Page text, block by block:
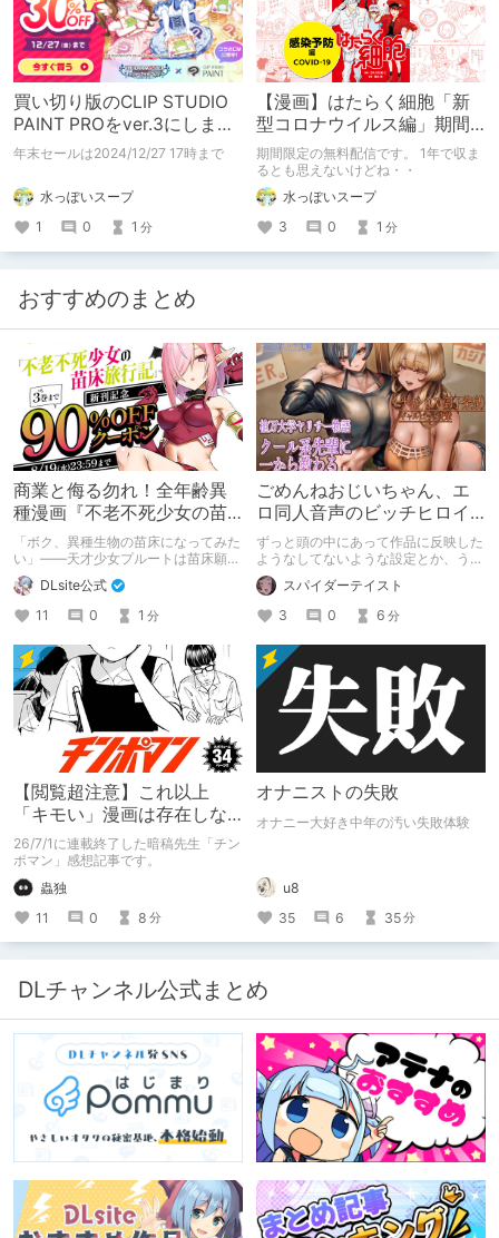
買い切り版のCLIP STUDIO
PAINT PROをver.3にしまし
た。
年末セールは2024/12/27 17時まで
水っぽいスープ
1
0 1 分
【漫画】はたらく細胞「新
型コロナウイルス編」期間
限定無料配信
期間限定の無料配信です。 1年で収ま
るとも思えないけどね・・
水っぽいスープ
3
0 1 分
おすすめのまとめ
商業と侮る勿れ！全年齢異
種漫画『不老不死少女の苗
床旅行記』新刊記念1～3巻
90%オフクーポン配布中✨
「ボク、異種生物の苗床になってみた
い」――天才少女プルートは苗床願望
を叶えるため、不老不死の体を手に入
れた！ 話題沸騰の全年齢苗床コミッ
クスの新刊が発売開始！ それを記念
して1～3巻まで90%OFFクーポン配
布いたします！ まだ本作品未体験の
皆さん、多分お好きです。ぜひお試し
ください。
DLsite公式
11
0 1 分
ごめんねおじいちゃん、エ
ロ同人音声のビッチヒロイ
ンに名前使って～過去作品
コンセプトを思い出そう～
ずっと頭の中にあって作品に反映した
ようなしてないような設定とか、うち
のヒロイン達の名づけの法則とかを頭
の中の映●研の金●さんに「そこにあ
っちゃいけねえんだよ」といわれたの
でとりあえず垂れ流します。
スパイダーテイスト
3
0 6 分
【閲覧超注意】これ以上
「キモい」漫画は存在しな
い？チンポマンとかいう
「魂の殺人」の完成形
26/7/1に連載終了した暗稿先生「チン
ポマン」感想記事です。
蟲独
11
0 8 分
オナニストの失敗
オナニー大好き中年の汚い失敗体験
u8
35
6 35分
DLチャンネル公式まとめ